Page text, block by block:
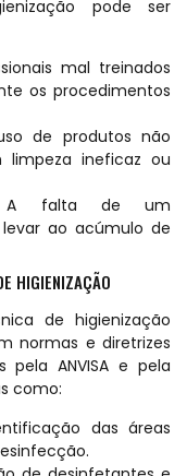
pode ser
mal treinados
os procedimentos
de produtos não
limpeza ineficaz ou
falta de um
ao acúmulo de
HIGIENIZAÇÃO
de higienização
normas e diretrizes
pela ANVISA e pela
como:
das áreas